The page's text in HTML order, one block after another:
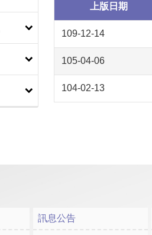
上版日期
109-12-14
105-04-06
104-02-13
訊息公告